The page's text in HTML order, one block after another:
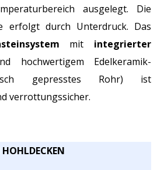
ausgelegt. Die
erfolgt durch Unterdruck. Das
mit integrierter
hochwertigem Edelkeramik-
gepresstes Rohr) ist
verrottungssicher.